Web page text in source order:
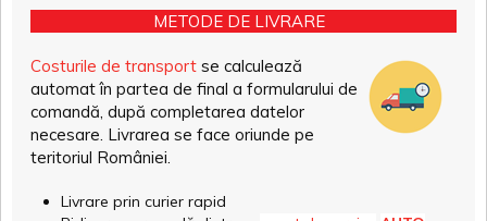
METODE DE LIVRARE
Costurile de transport se calculează
automat în partea de final a formularului de
comandă, după completarea datelor
necesare. Livrarea se face oriunde pe
teritoriul României.
Livrare prin curier rapid